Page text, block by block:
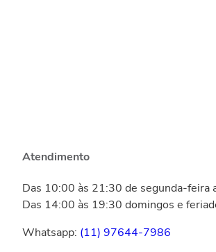
Atendimento
Das 10:00 às 21:30 de segunda-feira
Das 14:00 às 19:30 domingos e
Whatsapp: (11) 97644-7986